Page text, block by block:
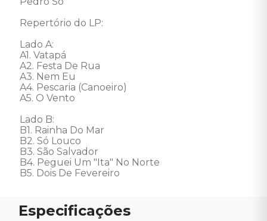
Repertório do LP:
Lado A:
A1. Vatapá
A2. Festa De Rua
A3. Nem Eu
A4. Pescaria (Canoeiro)
A5. O Vento
Lado B:
B1. Rainha Do Mar
B2. Só Louco
B3. São Salvador
B4. Peguei Um "Ita" No Norte
B5. Dois De Fevereiro